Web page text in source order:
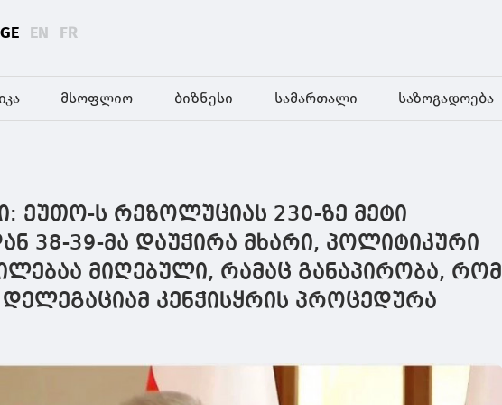
GE EN FR
მსოფლიო ბიზნესი სამართალი საზოგადოება
ეუთო-ს რეზოლუციას 230-ზე მეტი
38-39-მა დაუჭირა მხარი, პოლიტიკური
მიღებული, რამაც განაპირობა, რომ
კენჭისყრის პროცედურა